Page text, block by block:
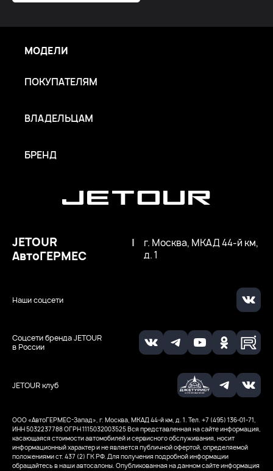
JETOUR клуб
Соцсети бренда JETOUR
в России
Наши соцсети
JETOUR
АвтоГЕРМЕС
|
г. Москва, МКАД 44-й км,
д. 1
МОДЕЛИ
ПОКУПАТЕЛЯМ
ВЛАДЕЛЬЦАМ
БРЕНД
ООО ‭«АвтоГЕРМЕС-Запад», г. Москва, МКАД 44-й км, д. 1. Тел. +7 (495) 136-01-71,
ИНН 5032237788ОГРН 1115032003525Вся представленная на сайте информация,
касающаяся стоимости автомобилей и сервисного обслуживания, носит
информационный характер и не является публичной офертой, определяемой
положениями ст. 437 (2) ГК РФ. Для получения подробной информации
обращайтесь в наши автосалоны. Опубликованная на данном сайте информация